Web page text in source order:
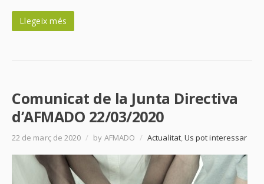
Llegeix més
Comunicat de la Junta Directiva
d’AFMADO 22/03/2020
22 de març de 2020 / by AFMADO / Actualitat,Us pot interessar